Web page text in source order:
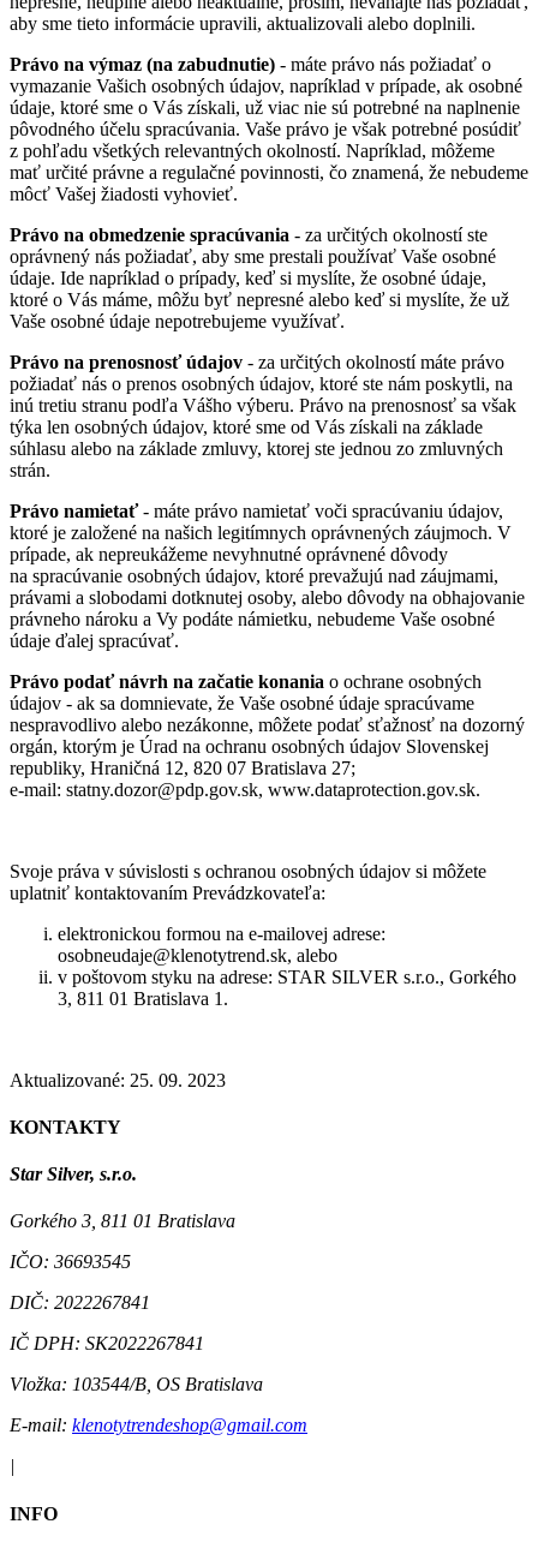
aby sme tieto informácie upravili, aktualizovali alebo doplnili.
Právo na výmaz (na zabudnutie) - máte právo nás požiadať o
vymazanie Vašich osobných údajov, napríklad v prípade, ak osobné
údaje, ktoré sme o Vás získali, už viac nie sú potrebné na naplnenie
pôvodného účelu spracúvania. Vaše právo je však potrebné posúdiť
z pohľadu všetkých relevantných okolností. Napríklad, môžeme
mať určité právne a regulačné povinnosti, čo znamená, že nebudeme
môcť Vašej žiadosti vyhovieť.
Právo na obmedzenie spracúvania - za určitých okolností ste
oprávnený nás požiadať, aby sme prestali používať Vaše osobné
údaje. Ide napríklad o prípady, keď si myslíte, že osobné údaje,
ktoré o Vás máme, môžu byť nepresné alebo keď si myslíte, že už
Vaše osobné údaje nepotrebujeme využívať.
Právo na prenosnosť údajov - za určitých okolností máte právo
požiadať nás o prenos osobných údajov, ktoré ste nám poskytli, na
inú tretiu stranu podľa Vášho výberu. Právo na prenosnosť sa však
týka len osobných údajov, ktoré sme od Vás získali na základe
súhlasu alebo na základe zmluvy, ktorej ste jednou zo zmluvných
strán.
Právo namietať- máte právo namietať voči spracúvaniu údajov,
ktoré je založené na našich legitímnych oprávnených záujmoch. V
prípade, ak nepreukážeme nevyhnutné oprávnené dôvody
na spracúvanie osobných údajov, ktoré prevažujú nad záujmami,
právami a slobodami dotknutej osoby, alebo dôvody na obhajovanie
právneho nároku a Vy podáte námietku, nebudeme Vaše osobné
údaje ďalej spracúvať.
Právo podať návrh na začatie konania o ochrane osobných
údajov - ak sa domnievate, že Vaše osobné údaje spracúvame
nespravodlivo alebo nezákonne, môžete podať sťažnosť na dozorný
orgán, ktorým je Úrad na ochranu osobných údajov Slovenskej
republiky, Hraničná 12, 820 07 Bratislava 27;
e‑mail: statny.dozor@pdp.gov.sk, www.dataprotection.gov.sk.
Svoje práva v súvislosti s ochranou osobných údajov si môžete
uplatniť kontaktovaním Prevádzkovateľa:
elektronickou formou na e‑mailovej adrese:
osobneudaje@klenotytrend.sk, alebo
v poštovom styku na adrese: STAR SILVER s.r.o., Gorkého
3, 811 01 Bratislava 1.
Aktualizované: 25. 09. 2023
KONTAKTY
Star Silver, s.r.o.
Gorkého 3, 811 01 Bratislava
IČO: 36693545
DIČ: 2022267841
IČ DPH: SK2022267841
Vložka: 103544/B, OS Bratislava
E-mail: klenotytrendeshop@gmail.com
|
INFO